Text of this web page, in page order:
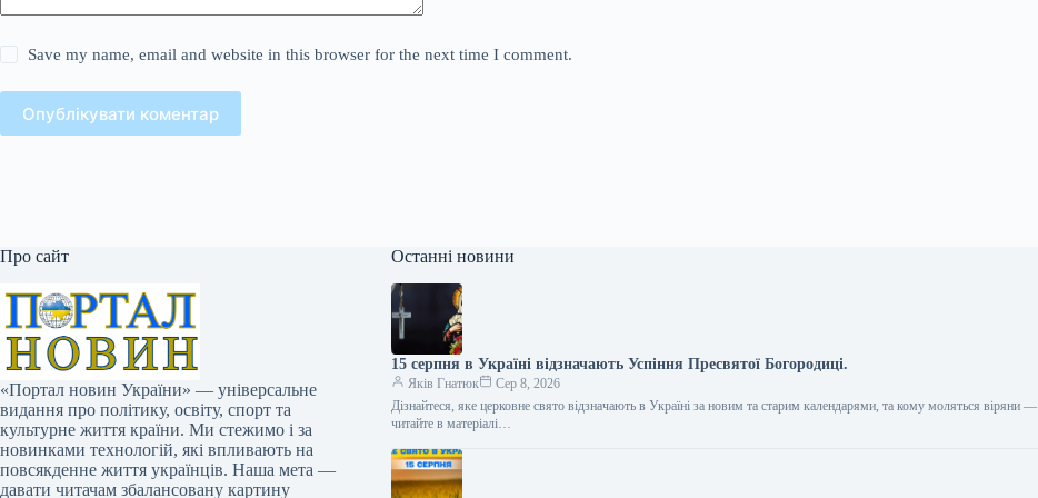
Save my name, email and website in this browser for the next time I comment.
Опублікувати коментар
Про сайт
«Портал новин України» — універсальне
видання про політику, освіту, спорт та
культурне життя країни. Ми стежимо і за
новинками технологій, які впливають на
повсякденне життя українців. Наша мета —
давати читачам збалансовану картину
Останні новини
15 серпня в Україні відзначають Успіння Пресвятої Богородиці.
Яків Гнатюк
Сер 8, 2026
Дізнайтеся, яке церковне свято відзначають в Україні за новим та старим календарями, та кому моляться віряни —
читайте в матеріалі…